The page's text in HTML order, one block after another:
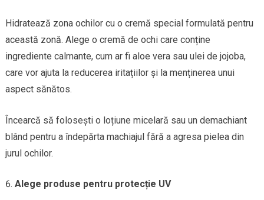
Hidratează zona ochilor cu o cremă special formulată pentru
această zonă. Alege o cremă de ochi care conține
ingrediente calmante, cum ar fi aloe vera sau ulei de jojoba,
care vor ajuta la reducerea iritațiilor și la menținerea unui
aspect sănătos.
Încearcă să folosești o loțiune micelară sau un demachiant
blând pentru a îndepărta machiajul fără a agresa pielea din
jurul ochilor.
Alege produse pentru protecție UV